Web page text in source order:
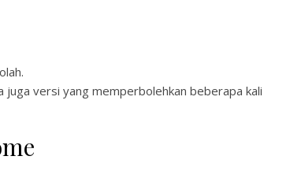
juga versi yang memperbolehkan beberapa kali